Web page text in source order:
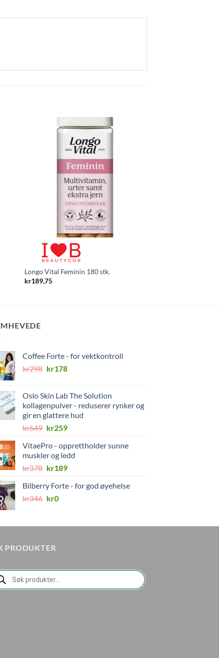
Longo Vital Feminin 180 stk.
kr189,75
Coffee Forte - for vektkontroll
kr298 Opprinnelig
kr298.
kr178Nåværende
kr178.
Oslo Skin Lab The Solution
kollagenpulver - reduserer rynker og
gir en glattere hud
kr649 Opprinnelig
var:
kr649.
kr259Nåværende
er:
kr259.
VitaePro - opprettholder sunne
muskler og ledd
kr378 Opprinnelig
var:
kr378.
kr189Nåværende
er:
Bilberry Forte - for god øyehelse
kr346 Opprinnelig
kr346.
kr0Nåværende
kr0.
PRODUKTER